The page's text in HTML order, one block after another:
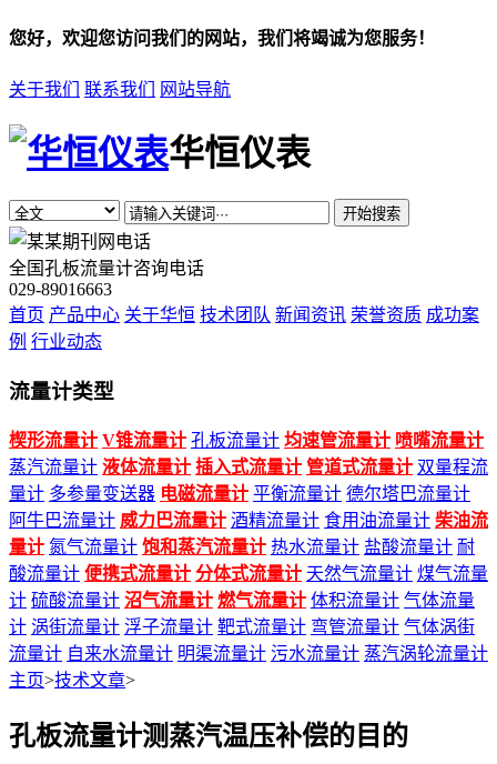
您好，欢迎您访问我们的网站，我们将竭诚为您服务！
关于我们 联系我们 网站导航
华恒仪表
开始搜索
全国孔板流量计咨询电话
029-89016663
首页 产品中心 关于华恒 技术团队 新闻资讯 荣誉资质 成功案
例 行业动态
流量计类型
楔形流量计 V锥流量计 孔板流量计 均速管流量计 喷嘴流量计
蒸汽流量计 液体流量计 插入式流量计 管道式流量计 双量程流
量计 多参量变送器 电磁流量计 平衡流量计 德尔塔巴流量计
阿牛巴流量计 威力巴流量计 酒精流量计 食用油流量计 柴油流
量计 氮气流量计 饱和蒸汽流量计 热水流量计 盐酸流量计 耐
酸流量计 便携式流量计 分体式流量计 天然气流量计 煤气流量
计 硫酸流量计 沼气流量计 燃气流量计 体积流量计 气体流量
计 涡街流量计 浮子流量计 靶式流量计 弯管流量计 气体涡街
流量计 自来水流量计 明渠流量计 污水流量计 蒸汽涡轮流量计
主页>技术文章>
孔板流量计测蒸汽温压补偿的目的